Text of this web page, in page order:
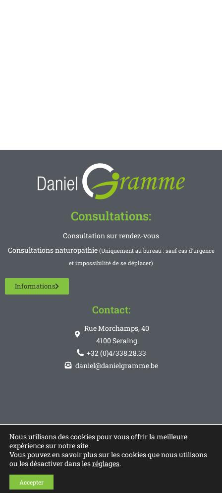
Consultations:
Consultation sur rendez-vous
Consultations naturopathie (Uniquement au bureau : sauf cas d’urgence
et impossibilité de se déplacer)
Informations
Contact:
Rue Morchamps, 40
4100 Seraing
+32 (0)4/338.28.33
daniel@danielgramme.be
© Copyright 2026 - Réaliser par
Nous utilisons des cookies pour vous offrir la meilleure
expérience sur notre site.
Vous pouvez en savoir plus sur les cookies que nous utilisons
ou les désactiver dans lesréglages.
Accepter